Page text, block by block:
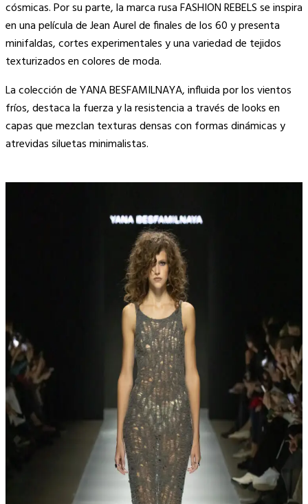
cósmicas. Por su parte, la marca rusa FASHION REBELS se inspira
en una película de Jean Aurel de finales de los 60 y presenta
minifaldas, cortes experimentales y una variedad de tejidos
texturizados en colores de moda.
La colección de YANA BESFAMILNAYA, influida por los vientos
fríos, destaca la fuerza y la resistencia a través de looks en
capas que mezclan texturas densas con formas dinámicas y
atrevidas siluetas minimalistas.